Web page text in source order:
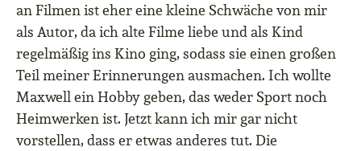
an Filmen ist eher eine kleine Schwäche von mir
als Autor, da ich alte Filme liebe und als Kind
regelmäßig ins Kino ging, sodass sie einen großen
Teil meiner Erinnerungen ausmachen. Ich wollte
Maxwell ein Hobby geben, das weder Sport noch
Heimwerken ist. Jetzt kann ich mir gar nicht
vorstellen, dass er etwas anderes tut. Die